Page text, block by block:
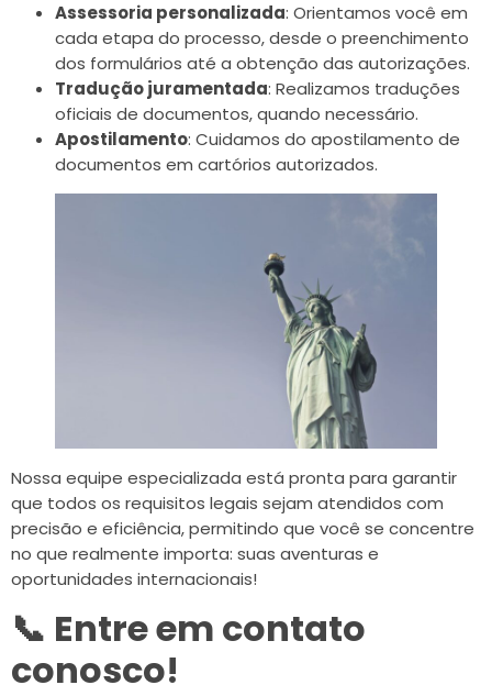
Assessoria personalizada: Orientamos você em
cada etapa do processo, desde o preenchimento
dos formulários até a obtenção das autorizações.
Tradução juramentada: Realizamos traduções
oficiais de documentos, quando necessário.
Apostilamento: Cuidamos do apostilamento de
documentos em cartórios autorizados.
Nossa equipe especializada está pronta para garantir
que todos os requisitos legais sejam atendidos com
precisão e eficiência, permitindo que você se concentre
no que realmente importa: suas aventuras e
oportunidades internacionais!
📞 Entre em contato
conosco!